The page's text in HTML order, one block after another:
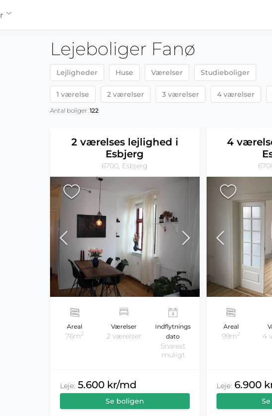
Lejeboliger Fanø
Lejligheder Huse Værelser Studieboliger
1 værelse 2 værelser 3 værelser 4 værelser
Antal boliger:122
2 værelses lejlighed i
Esbjerg
6700, Esbjerg
Areal
76m2
Værelser
2 værelser
Indflytnings
dato
Snarest
muligt
Leje: 5.600 kr/md
Se boligen
4
Areal
99m2 4
Leje: 6.900